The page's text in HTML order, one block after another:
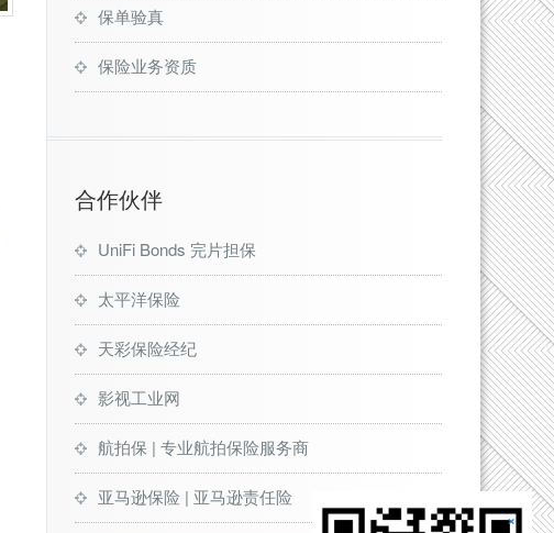
保单验真
保险业务资质
合作伙伴
UniFi Bonds 完片担保
太平洋保险
天彩保险经纪
影视工业网
航拍保 | 专业航拍保险服务商
亚马逊保险 | 亚马逊责任险